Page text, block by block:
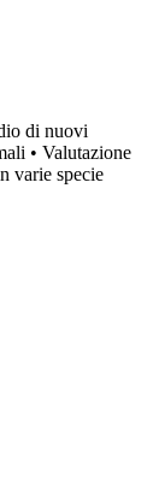
di nuovi
• Valutazione
varie specie